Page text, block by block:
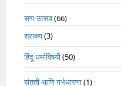
सण-उत्सव(66)
श्रावण(3)
हिंदू धर्माविषयी(50)
संतती आणि गर्भधारणा(1)